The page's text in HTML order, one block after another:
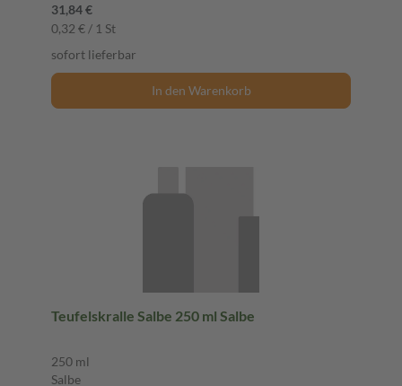
31,84 €
0,32 € / 1 St
sofort lieferbar
In den Warenkorb
Teufelskralle Salbe 250 ml Salbe
250 ml
Salbe